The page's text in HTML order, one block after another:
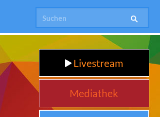
Livestream
Mediathek